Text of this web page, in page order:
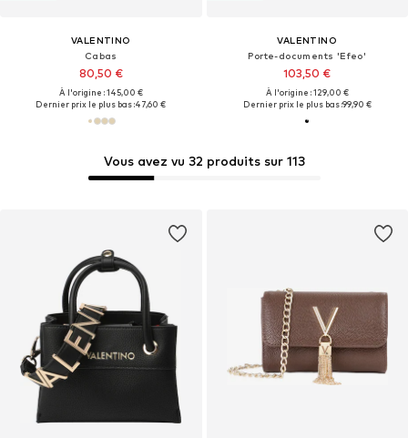
Vous avez vu 32 produits sur 113
VALENTINO
Cabas
80,50 €
À l'origine : 145,00 €
Dernier prix le plus bas :47,60 €
VALENTINO
Porte-documents 'Efeo'
103,50 €
À l'origine : 129,00 €
Dernier prix le plus bas :99,90 €